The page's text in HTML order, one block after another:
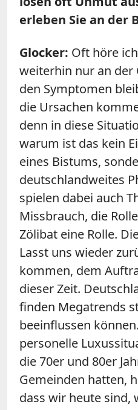
erleben Sie an der
Glocker: Oft höre
weiterhin nur an der
den Symptomen
die Ursachen
denn in diese
warum ist das kein
eines Bistums,
deutschlandweites
spielen dabei auch
Missbrauch, die
Zölibat eine Rolle.
Lasst uns wieder
kommen, dem
dieser Zeit.
finden Megatrends
beeinflussen
personelle
die 70er und 80er
Gemeinden hatten,
dass wir heute sind,